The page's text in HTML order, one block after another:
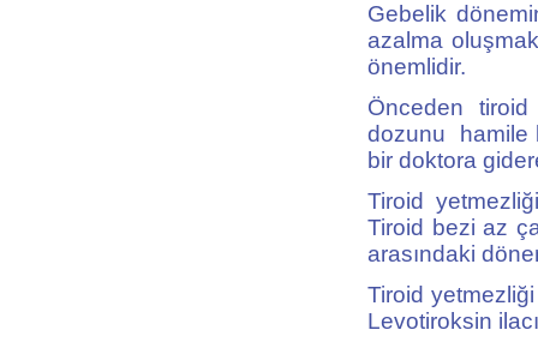
Gebelik
azalma
önemlidir.
Önceden tiroid
dozunu hamile
bir doktora
Tiroid
Tiroid bezi az
arasındaki
Tiroid
Levotiroksin